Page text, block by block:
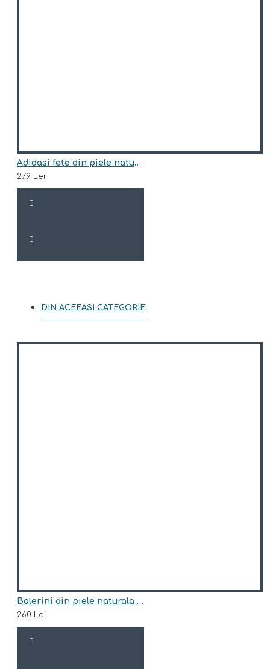
Adidasi fete din piele naturala model ANNIS
279 Lei
DIN ACEEASI CATEGORIE
Balerini din piele naturala model BALWINA
260 Lei